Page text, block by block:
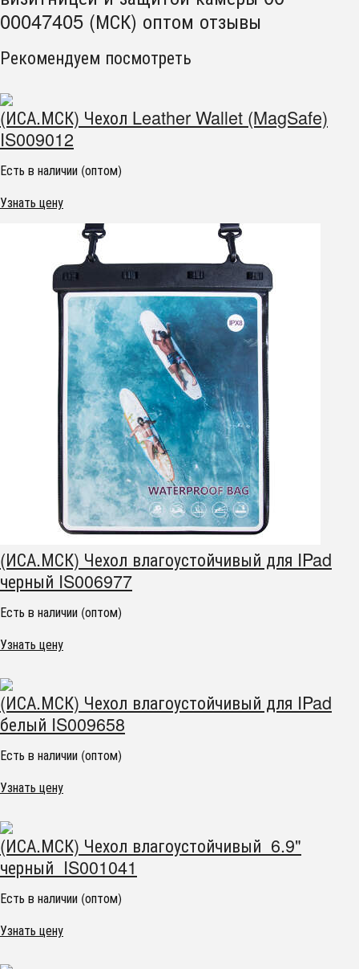
00047405 (МСК) оптом отзывы
Рекомендуем посмотреть
(ИСА.МСК) Чехол Leather Wallet (MagSafe)
IS009012
Есть в наличии (оптом)
Узнать цену
(ИСА.МСК) Чехол влагоустойчивый для IPad
черный IS006977
Есть в наличии (оптом)
Узнать цену
(ИСА.МСК) Чехол влагоустойчивый для IPad
белый IS009658
Есть в наличии (оптом)
Узнать цену
(ИСА.МСК) Чехол влагоустойчивый 6.9"
черный IS001041
Есть в наличии (оптом)
Узнать цену